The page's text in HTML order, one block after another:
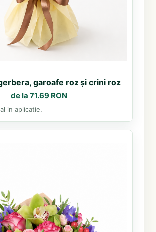
garoafe roz și crini roz
de la 71.69 RON
in aplicatie.